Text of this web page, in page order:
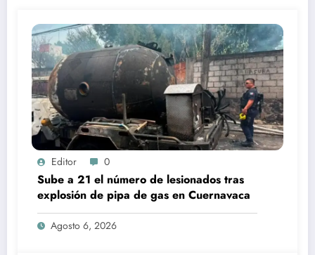
Editor 0
Sube a 21 el número de lesionados tras
explosión de pipa de gas en Cuernavaca
Agosto 6, 2026